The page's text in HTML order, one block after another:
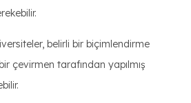
belirli bir biçimlendirme
çevirmen tarafından yapılmış